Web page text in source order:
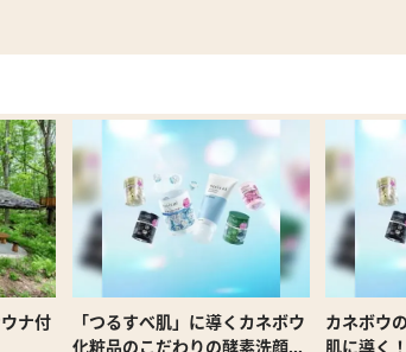
ナ付
「つるすべ肌」に導くカネボウ
化粧品のこだわりの酵素洗顔と
カネボウ
肌に導く